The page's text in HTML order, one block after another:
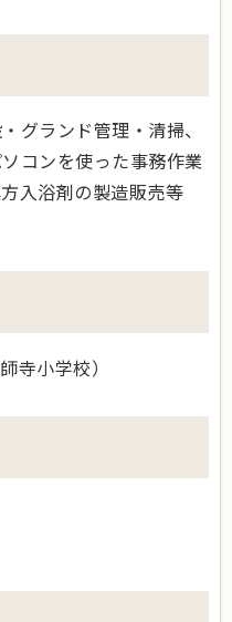
グランド管理・清掃、
コンを使った事務作業
入浴剤の製造販売等
寺小学校）